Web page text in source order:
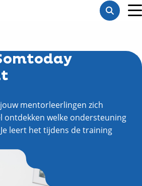
Toon
mentorleerlingen zich
ontdekken welke ondersteuning
leert het tijdens de training